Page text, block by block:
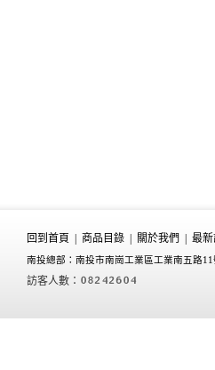
回到首頁 商品目錄 關於我們 最
南投總部：南投市南崗工業區工業南五路11
訪客人數：